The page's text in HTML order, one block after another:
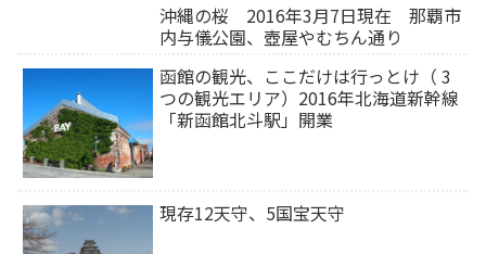
沖縄の桜 2016年3月7日現在 那覇市
内与儀公園、壺屋やむちん通り
函館の観光、ここだけは行っとけ（ 3
つの観光エリア）2016年北海道新幹線
「新函館北斗駅」開業
現存12天守、5国宝天守